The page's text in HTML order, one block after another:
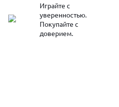
Играйте с
уверенностью.
Покупайте с
доверием.